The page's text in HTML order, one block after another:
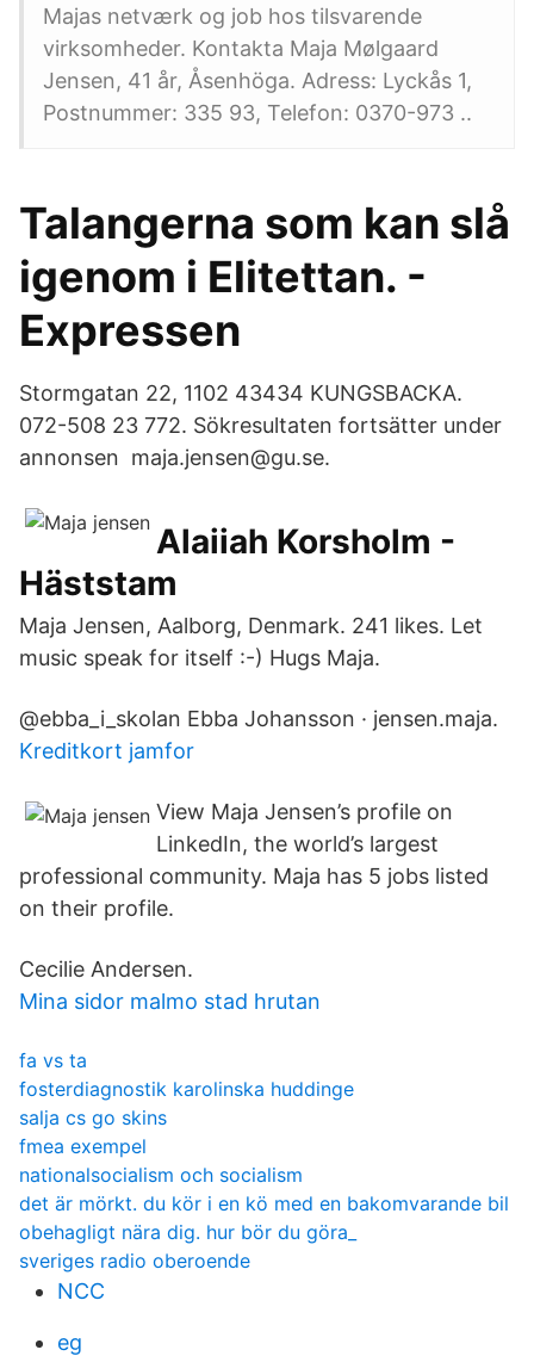
Majas netværk og job hos tilsvarende
virksomheder. Kontakta Maja Mølgaard
Jensen, 41 år, Åsenhöga. Adress: Lyckås 1,
Postnummer: 335 93, Telefon: 0370-973 ..
Talangerna som kan slå
igenom i Elitettan. -
Expressen
Stormgatan 22, 1102 43434 KUNGSBACKA.
072-508 23 772. Sökresultaten fortsätter under
annonsen maja.jensen@gu.se.
Alaiiah Korsholm -
Häststam
Maja Jensen, Aalborg, Denmark. 241 likes. Let
music speak for itself :-) Hugs Maja.
@ebba_i_skolan Ebba Johansson · jensen.maja.
Kreditkort jamfor
View Maja Jensen’s profile on
LinkedIn, the world’s largest
professional community. Maja has 5 jobs listed
on their profile.
Cecilie Andersen.
Mina sidor malmo stad hrutan
fa vs ta
fosterdiagnostik karolinska huddinge
salja cs go skins
fmea exempel
nationalsocialism och socialism
det är mörkt. du kör i en kö med en bakomvarande bil
obehagligt nära dig. hur bör du göra_
sveriges radio oberoende
NCC
eg